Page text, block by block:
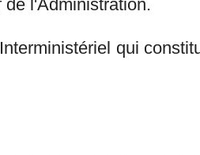
l'Administration.
qui